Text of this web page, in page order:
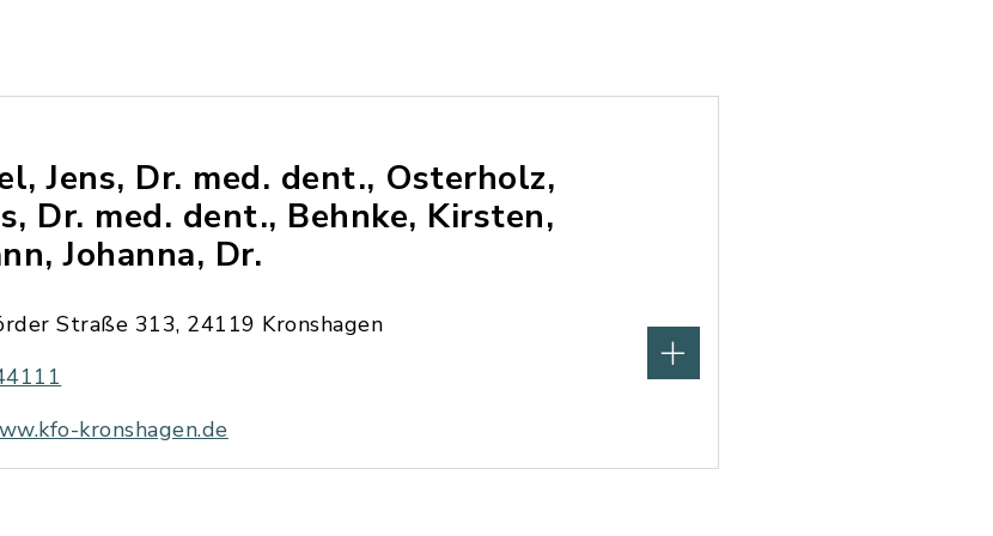
Jens, Dr. med. dent., Osterholz,
Dr. med. dent., Behnke, Kirsten,
Johanna, Dr.
Straße 313, 24119 Kronshagen
kronshagen.de